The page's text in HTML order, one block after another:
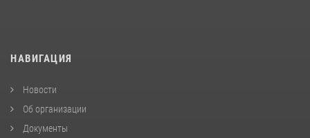
НАВИГАЦИЯ
Новости
Об организации
Документы